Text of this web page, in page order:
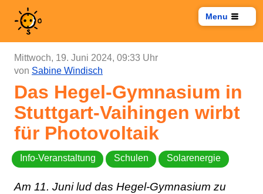
Menu
Mittwoch, 19. Juni 2024, 09:33 Uhr
von Sabine Windisch
Das Hegel-Gymnasium in
Stuttgart-Vaihingen wirbt
für Photovoltaik
Info-Veranstaltung Schulen Solarenergie
Am 11. Juni lud das Hegel-Gymnasium zu